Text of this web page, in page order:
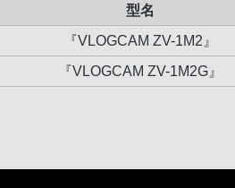
型名
『VLOGCAM ZV-1M2』
『VLOGCAM ZV-1M2G』